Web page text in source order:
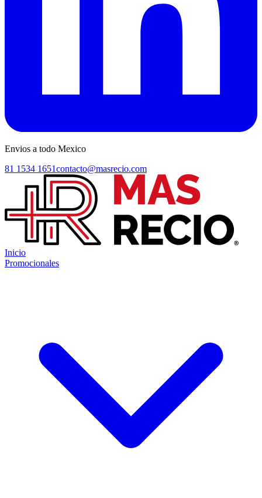
Envios a todo Mexico
81 1534 1651contacto@masrecio.com
Inicio
Promocionales